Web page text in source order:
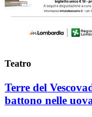
Teatro
Terre del
battono nelle